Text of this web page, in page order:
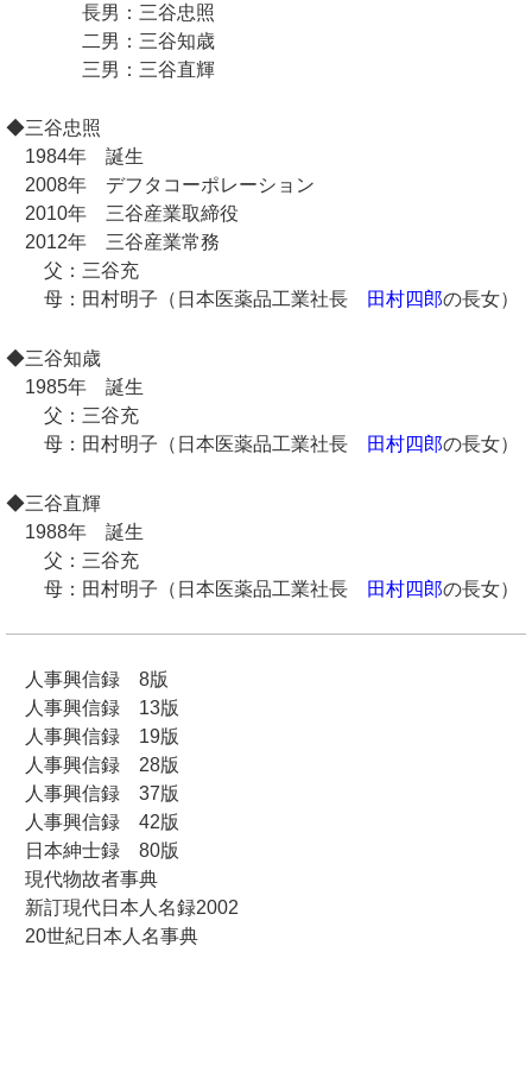
長男：三谷忠照
二男：三谷知歳
三男：三谷直輝
◆三谷忠照
1984年 誕生
2008年 デフタコーポレーション
2010年 三谷産業取締役
2012年 三谷産業常務
父：三谷充
母：田村明子（日本医薬品工業社長
田村四郎の長女）
◆三谷知歳
1985年 誕生
父：三谷充
母：田村明子（日本医薬品工業社長
田村四郎の長女）
◆三谷直輝
1988年 誕生
父：三谷充
母：田村明子（日本医薬品工業社長
田村四郎の長女）
人事興信録 8版
人事興信録 13版
人事興信録 19版
人事興信録 28版
人事興信録 37版
人事興信録 42版
日本紳士録 80版
現代物故者事典
新訂現代日本人名録2002
20世紀日本人名事典